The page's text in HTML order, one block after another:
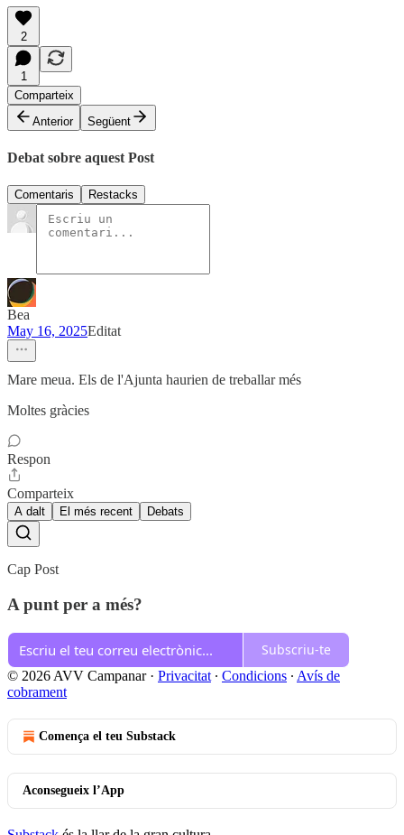
2
1
Comparteix
Anterior
Següent
Debat sobre aquest Post
Comentaris Restacks
Bea
May 16, 2025Editat
Mare meua. Els de l'Ajunta haurien de treballar més
Moltes gràcies
Respon
Comparteix
A dalt El més recent Debats
Cap Post
A punt per a més?
Subscriu-te
© 2026 AVV Campanar· Privacitat ∙ Condicions ∙ Avís de
cobrament
Comença el teu Substack
Aconsegueix l’App